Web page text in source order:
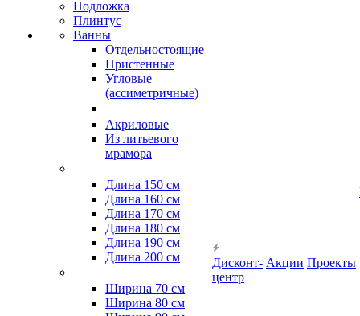
Подложка
Плинтус
Ванны
Отдельностоящие
Пристенные
Угловые
(ассиметричные)
Акриловые
Из литьевого
мрамора
Длина 150 см
Длина 160 см
Длина 170 см
Длина 180 см
Длина 190 см
Длина 200 см
Ширина 70 см
Ширина 80 см
Дисконт-
центр
Акции Проекты